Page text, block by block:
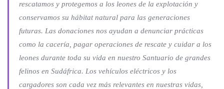
rescatamos y protegemos a los leones de la explotación y
conservamos su hábitat natural para las generaciones
futuras. Las donaciones nos ayudan a denunciar prácticas
como la cacería, pagar operaciones de rescate y cuidar a los
leones durante toda su vida en nuestro Santuario de grandes
felinos en Sudáfrica. Los vehículos eléctricos y los
cargadores son cada vez más relevantes en nuestras vidas,